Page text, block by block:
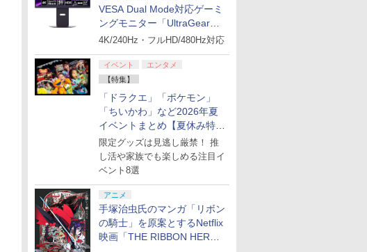
VESA Dual Mode対応ゲーミ
ングモニター「UltraGear
27G850A-B」がお買い得！
4K/240Hz・フルHD/480Hz対応
イベント
エンタメ
【特集】
「ドラクエ」「ポケモン」
「ちいかわ」など2026年夏
イベントまとめ【夏休み特
集】
限定グッズは見逃し厳禁！ 推
し活や家族でも楽しめる注目イ
ベント8選
アニメ
手塚治虫氏のマンガ「リボン
の騎士」を原案とするNetflix
映画「THE RIBBON HERO